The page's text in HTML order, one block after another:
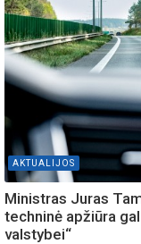
AKTUALIJOS
Ministras Juras
techninė apžiūra
valstybei“